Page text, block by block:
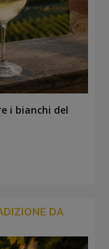
i bianchi del
DA